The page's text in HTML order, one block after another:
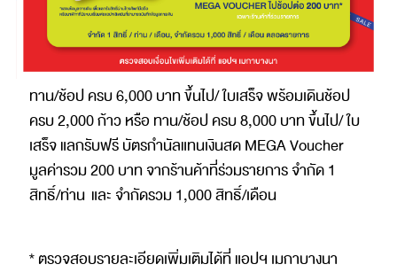
ทาน/ช้อป ครบ 6,000 บาท ขึ้นไป/ ใบเสร็จ พร้อมเดินช้อป
ครบ 2,000 ก้าว หรือ ทาน/ช้อป ครบ 8,000 บาท ขึ้นไป/ ใบ
เสร็จ แลกรับฟรี บัตรกำนัลแทนเงินสด MEGA Voucher
มูลค่ารวม 200 บาท จากร้านค้าที่ร่วมรายการ จำกัด 1
สิทธิ์/ท่าน และ จำกัดรวม 1,000 สิทธิ์/เดือน
* ตรวจสอบรายละเอียดเพิ่มเติมได้ที่ แอปฯ เมกาบางนา